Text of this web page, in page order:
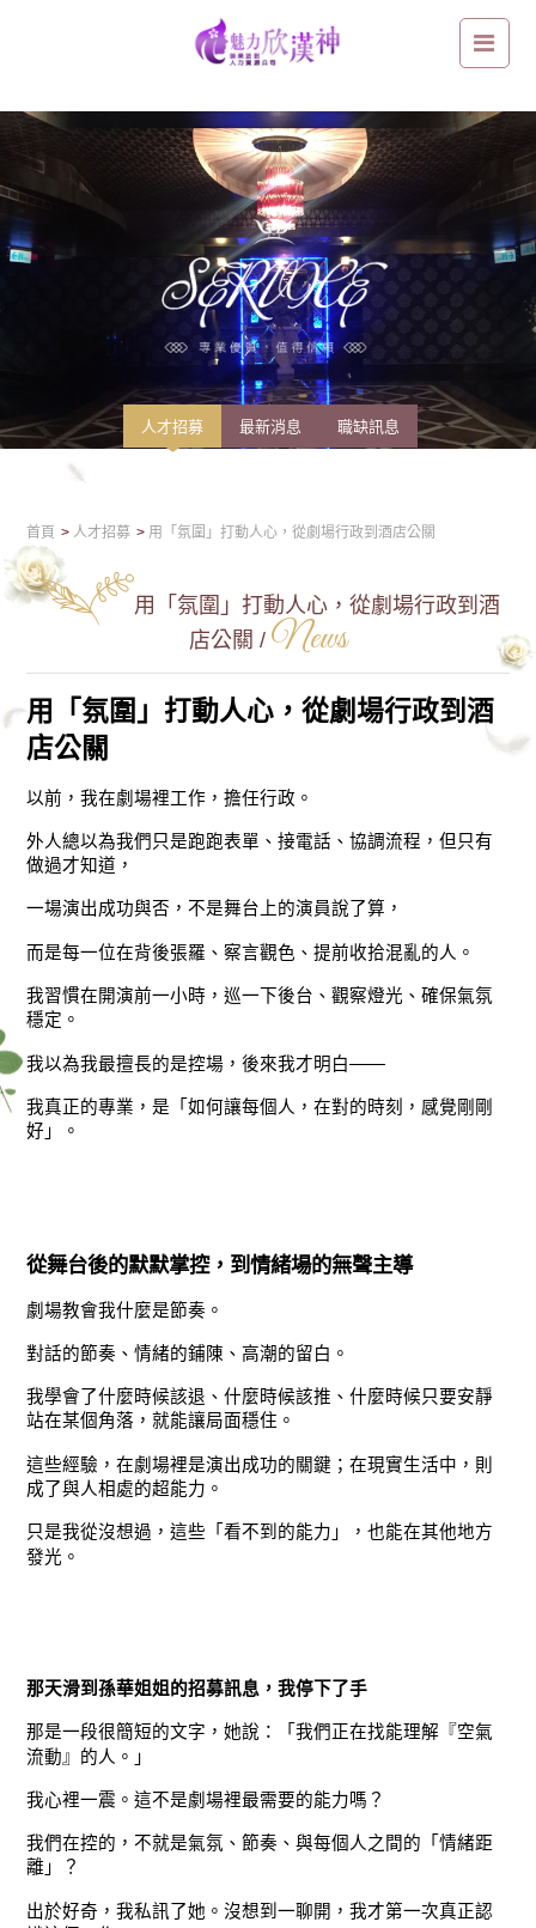
人才招募 最新消息 職缺訊息
首頁 人才招募 用「氛圍」打動人心，從劇場行政到酒店公關
用「氛圍」打動人心，從劇場行政到酒
店公關 / News
用「氛圍」打動人心，從劇場行政到酒
店公關
以前，我在劇場裡工作，擔任行政。
外人總以為我們只是跑跑表單、接電話、協調流程，但只有
做過才知道，
一場演出成功與否，不是舞台上的演員說了算，
而是每一位在背後張羅、察言觀色、提前收拾混亂的人。
我習慣在開演前一小時，巡一下後台、觀察燈光、確保氣氛
穩定。
我以為我最擅長的是控場，後來我才明白——
我真正的專業，是「如何讓每個人，在對的時刻，感覺剛剛
好」。
從舞台後的默默掌控，到情緒場的無聲主導
劇場教會我什麼是節奏。
對話的節奏、情緒的鋪陳、高潮的留白。
我學會了什麼時候該退、什麼時候該推、什麼時候只要安靜
站在某個角落，就能讓局面穩住。
這些經驗，在劇場裡是演出成功的關鍵；在現實生活中，則
成了與人相處的超能力。
只是我從沒想過，這些「看不到的能力」，也能在其他地方
發光。
那天滑到孫華姐姐的招募訊息，我停下了手
那是一段很簡短的文字，她說：「我們正在找能理解『空氣
流動』的人。」
我心裡一震。這不是劇場裡最需要的能力嗎？
我們在控的，不就是氣氛、節奏、與每個人之間的「情緒距
離」？
出於好奇，我私訊了她。沒想到一聊開，我才第一次真正認